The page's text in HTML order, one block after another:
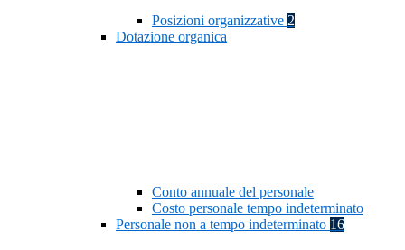
Posizioni organizzative 2
Dotazione organica
Conto annuale del personale
Costo personale tempo indeterminato
Personale non a tempo indeterminato 16